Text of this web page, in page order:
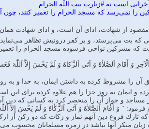
است نه #زيارت بيت اللّٰه الحرام.
را نمى‌رسد كه مسجد الحرام را تعمير كنند،
از شهادت، اداى آن است، و اداى شهادت
كه بت مى‌پرستد، و بر كفر درونيش تظاهر مى‌نمايد
مشركين نواحى فرسوده مسجد الحرام را تعمير
وَ أَقٰامَ اَلصَّلاٰةَ وَ آتَى اَلزَّكٰاةَ وَ لَمْ يَخْشَ إِلاَّ اَللّٰهَ
را مشروط كرده به داشتن ايمان، به خدا و به
و ايمان به روز جزا را هم علاوه كرده براى
مساجد و جواز آن را منحصر كرد به كسانى كه دين
" وَ أَقٰامَ اَلصَّلاٰةَ وَ آتَى اَلزَّكٰاةَ وَ لَمْ يَخْشَ إِلاَّ
فروع دين آنهم نماز و زكات كه دو ركن از
منكر آنها نباشد در زمره مسلمانان محسوب